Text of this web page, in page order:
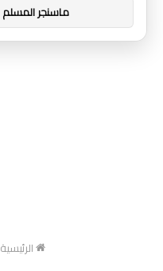
الرئيسية
ماسنجر المسلم